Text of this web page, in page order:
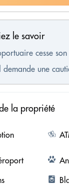
le savoir
cesse
une
la propriété